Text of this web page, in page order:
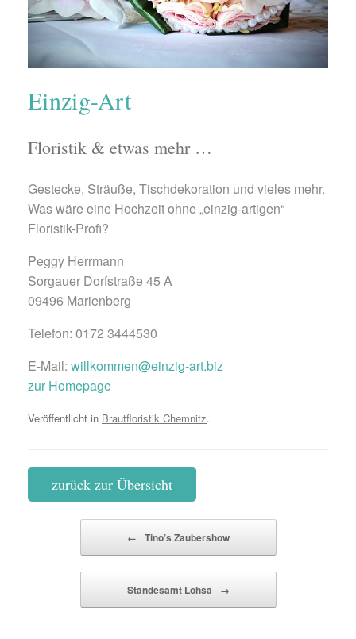
Einzig-Art
Floristik & etwas mehr …
Gestecke, Sträuße, Tischdekoration und vieles mehr.
Was wäre eine Hochzeit ohne „einzig-artigen“
Floristik-Profi?
Peggy Herrmann
Sorgauer Dorfstraße 45 A
09496 Marienberg
Telefon: 0172 3444530
E-Mail: willkommen@einzig-art.biz
zur Homepage
Veröffentlicht in Brautfloristik Chemnitz.
zurück zur Übersicht
← Tino’s Zaubershow
Standesamt Lohsa →